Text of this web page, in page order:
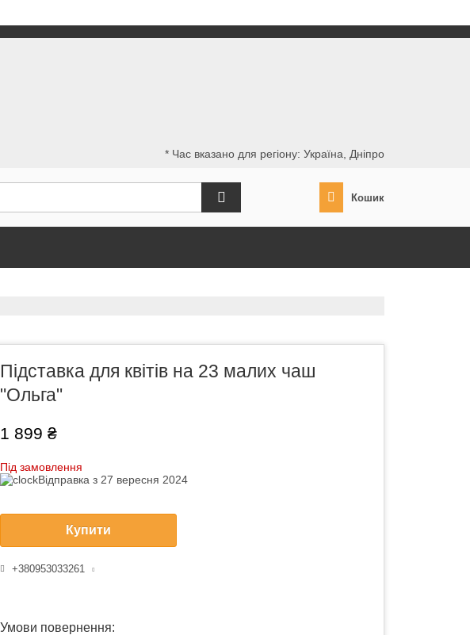
* Час вказано для регіону: Україна, Дніпро
Кошик
Підставка для квітів на 23 малих чаш
"Ольга"
1 899 ₴
Під замовлення
Відправка з 27 вересня 2024
Купити
+380953033261